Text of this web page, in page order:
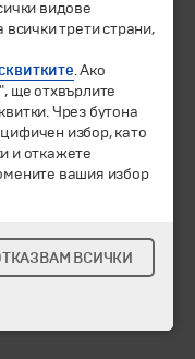
права запазени.
видове
всички трети страни,
. Ако
ще отхвърлите
Чрез бутона
избор, като
и откажете
вашия избор
ВСИЧКИ